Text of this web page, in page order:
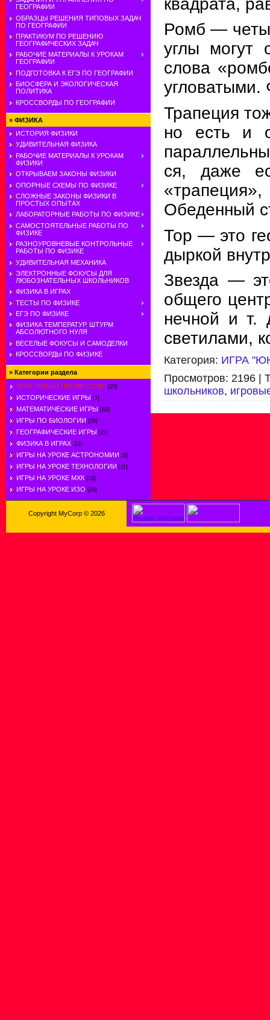
ГЕОГРАФИИ
ОБРАЗЦЫ РЕШЕНИЯ ТИПОВЫХ ЗАДАЧ
ПО ГЕОГРАФИИ
ПРАКТИКУМ ПО РЕШЕНИЮ
ГЕОГРАФИЧЕСКИХ ЗАДАЧ
РАБОЧИЕ МАТЕРИАЛЫ К УРОКАМ
ГЕОГРАФИИ
ПОДГОТОВКА К ЕГЭ ПО ГЕОГРАФИИ
БИОСФЕРА И ЭКОЛОГИЧЕСКАЯ
ПОЛИТИКА
КРОССВОРДЫ ПО ГЕОГРАФИИ
» ФИЗИКА
ИСТОРИЯ ФИЗИКИ
УДИВИТЕЛЬНАЯ ФИЗИКА
РАБОЧИЕ МАТЕРИАЛЫ К УРОКАМ
ФИЗИКИ
ОТКРЫВАЕМ ЗАКОНЫ ФИЗИКИ
ОПОРНЫЕ СХЕМЫ ПО ФИЗИКЕ
СЛОЖНЫЕ ЗАКОНЫ ФИЗИКИ В
ПРОСТЫХ ОПЫТАХ
ЛАБОРАТОРНЫЕ РАБОТЫ ПО ФИЗИКЕ
САМОСТОЯТЕЛЬНЫЕ РАБОТЫ ПО
ФИЗИКЕ
РАЗНОУРОВНЕВЫЕ КОНТРОЛЬНЫЕ
РАБОТЫ ПО ФИЗИКЕ
УДИВИТЕЛЬНАЯ МЕХАНИКА
ЭЛЕКТРОННЫЕ ФОКУСЫ ДЛЯ
ЛЮБОЗНАТЕЛЬНЫХ ШКОЛЬНИКОВ
ФИЗИКА В ИГРАХ
ТЕСТЫ ПО ФИЗИКЕ
ЕГЭ ПО ФИЗИКЕ
ФИЗИКА ТЕМПЕРАТУР. ШТУРМ
АБСОЛЮТНОГО НУЛЯ
ВЕСЕЛЫЕ ФОКУСЫ И САМОДЕЛКИ
КРОССВОРДЫ ПО ФИЗИКЕ
» Категории раздела
ИГРА "ЮНЫЙ ПРОФЕССОР" [20]
ИСТОРИЧЕСКИЕ ИГРЫ [7]
МАТЕМАТИЧЕСКИЕ ИГРЫ [62]
ИГРЫ ПО БИОЛОГИИ [26]
ГЕОГРАФИЧЕСКИЕ ИГРЫ [21]
ФИЗИКА В ИГРАХ [12]
ИГРЫ НА УРОКЕ АСТРОНОМИИ [2]
ИГРЫ НА УРОКЕ ТЕХНОЛОГИИ [11]
ИГРЫ НА УРОКЕ МХК [16]
ИГРЫ НА УРОКЕ ИЗО [20]
квадрата,
Ромб —
углы могут
слова
Трапеция
но есть и
ся, даже
Обеденный
Тор — это
дыркой
Звезда —
общего
нечной и т.
свети­лами,
Категория: ИГРА
Просмотров: 2196 |
школьников,
Copyright MyCorp © 2026